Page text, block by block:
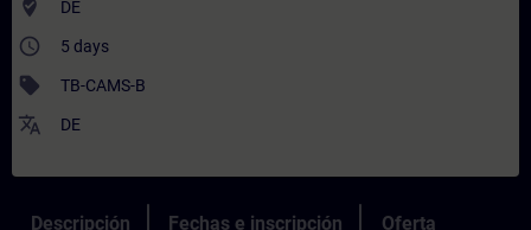
where_to_vote DE
access_time 5 days
sell TB-CAMS-B
translate DE
Descripción Fechas e inscripción Oferta